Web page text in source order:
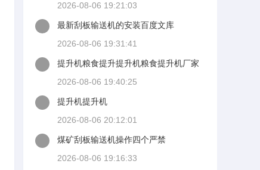
2026-08-06 19:21:03
最新刮板输送机的安装百度文库
2026-08-06 19:31:41
提升机粮食提升提升机粮食提升机厂家
2026-08-06 19:40:25
提升机提升机
2026-08-06 20:12:01
煤矿刮板输送机操作四个严禁
2026-08-06 19:16:33